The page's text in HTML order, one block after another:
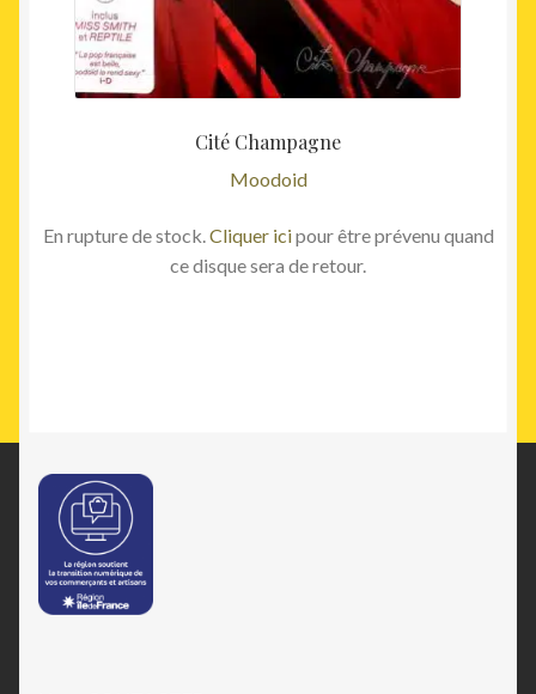
Cité Champagne
Moodoid
En rupture de stock.Cliquer icipour être prévenu quand
ce disque sera de retour.